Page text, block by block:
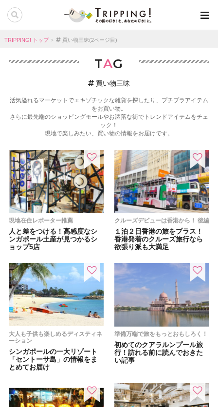
TRIPPING! トップ 買い物三昧(2ページ目)
TAG
買い物三昧
活気溢れるマーケットでエキゾチックな雑貨を探したり、プチプラアイテム
をお買い物。
さらに最先端のショッピングモールやお洒落な街でトレンドアイテムをチェ
ック！
現地で楽しみたい、買い物の情報をお届けです。
現地在住レポーター推薦
人と差をつける！高感度なシ
ンガポール土産が見つかるシ
ョップ5店
クルーズデビューは香港から！ 後編
１泊２日香港の旅をプラス！
香港発着のクルーズ旅行なら
欲張り派も大満足
大人も子供も楽しめるディスティネ
ーション
シンガポールの一大リゾート
「セントーサ島」の情報をま
とめてお届け
準備万端で旅をもっとおもしろく！
初めてのクアラルンプール旅
行！訪れる前に読んでおきた
い記事